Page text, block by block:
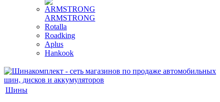
ARMSTRONG
Rotalla
Roadking
Aplus
Hankook
Шины